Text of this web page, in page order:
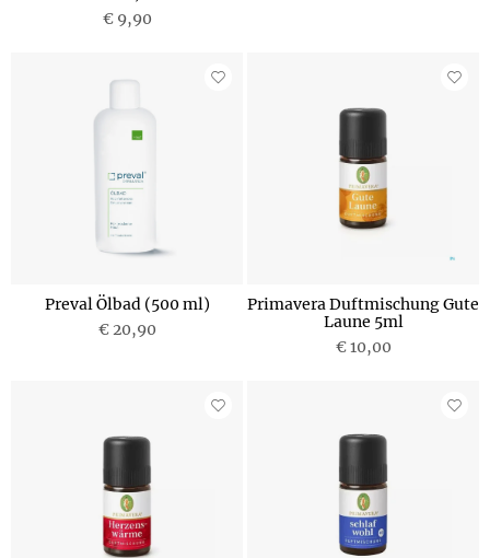
€ 9,90
Preval Ölbad (500 ml)
€ 20,90
Primavera Duftmischung Gute
Laune 5ml
€ 10,00